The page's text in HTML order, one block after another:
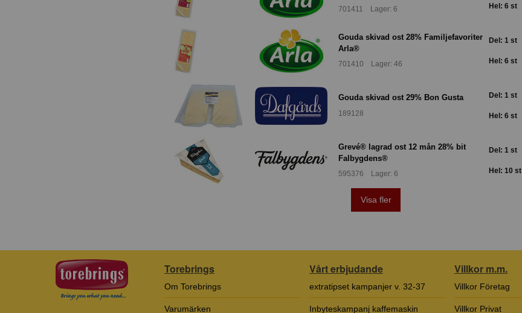
701411 Lager: 6 Hel: 6 st
Gouda skivad ost 28% Familjefavoriter
Arla®
701410 Lager: 46
Del: 1 st
Hel: 6 st
Gouda skivad ost 29% Bon Gusta
189128
Del: 1 st
Hel: 6 st
Grevé® lagrad ost 12 mån 28% bit
Falbygdens®
595376 Lager: 6
Del: 1 st
Hel: 10 st
Visa fler
Torebrings
Om Torebrings
Varumärken
Vårt erbjudande
extratipset kampanjer v. 32-37
Inbyteskampanj kaffemaskin
Villkor m.m.
Villkor Företag
Villkor Privat